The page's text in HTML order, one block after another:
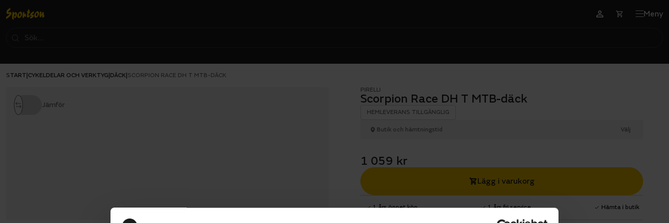
Meny
START CYKELDELAR OCH VERKTYG DÄCK SCORPION RACE DH T MTB-DÄCK
Jämför
PIRELLI
Scorpion Race DH T MTB-däck
HEMLEVERANS TILLGÄNGLIG
Butik och hämtningstid Välj
1 059 kr
Lägg i varukorg
1 års öppet köp 1 års fri service Hämta i butik